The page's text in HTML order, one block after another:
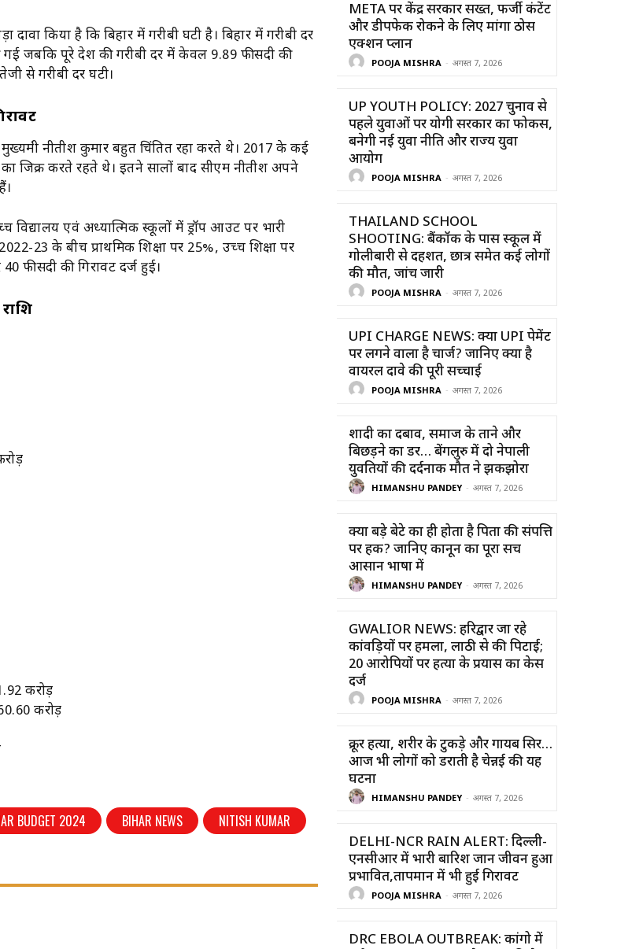
दावा किया है कि बिहार में गरीबी घटी है। बिहार में गरीबी दर
गई जबकि पूरे देश की गरीबी दर में केवल 9.89 फीसदी की
से गरीबी दर घटी।
नीतीश कुमार बहुत चिंतित रहा करते थे। 2017 के कई
जिक्र करते रहते थे। इतने सालों बाद सीएम नीतीश अपने
विद्यालय एवं अध्यात्मिक स्कूलों में ड्रॉप आउट पर भारी
23 के बीच प्राथमिक शिक्षा पर 25%, उच्च शिक्षा पर
फीसदी की गिरावट दर्ज हुई।
करोड़
करोड़
BUDGET 2024 BIHAR NEWS NITISH KUMAR
META पर केंद्र सरकार सख्त, फर्जी कंटेंट
और डीपफेक रोकने के लिए मांगा ठोस
एक्शन प्लान
POOJA MISHRA - अगस्त 7, 2026
UP YOUTH POLICY: 2027 चुनाव से
पहले युवाओं पर योगी सरकार का फोकस,
बनेगी नई युवा नीति और राज्य युवा
आयोग
POOJA MISHRA - अगस्त 7, 2026
THAILAND SCHOOL
SHOOTING: बैंकॉक के पास स्कूल में
गोलीबारी से दहशत, छात्र समेत कई लोगों
की मौत, जांच जारी
POOJA MISHRA - अगस्त 7, 2026
UPI CHARGE NEWS: क्या UPI पेमेंट
पर लगने वाला है चार्ज? जानिए क्या है
वायरल दावे की पूरी सच्चाई
POOJA MISHRA - अगस्त 7, 2026
शादी का दबाव, समाज के ताने और
बिछड़ने का डर… बेंगलुरु में दो नेपाली
युवतियों की दर्दनाक मौत ने झकझोरा
HIMANSHU PANDEY - अगस्त 7, 2026
क्या बड़े बेटे का ही होता है पिता की संपत्ति
पर हक? जानिए कानून का पूरा सच
आसान भाषा में
HIMANSHU PANDEY - अगस्त 7, 2026
GWALIOR NEWS: हरिद्वार जा रहे
कांवड़ियों पर हमला, लाठी से की पिटाई;
20 आरोपियों पर हत्या के प्रयास का केस
दर्ज
POOJA MISHRA - अगस्त 7, 2026
क्रूर हत्या, शरीर के टुकड़े और गायब सिर…
आज भी लोगों को डराती है चेन्नई की यह
घटना
HIMANSHU PANDEY - अगस्त 7, 2026
DELHI-NCR RAIN ALERT: दिल्ली-
एनसीआर में भारी बारिश जान जीवन हुआ
प्रभावित,तापमान में भी हुई गिरावट
POOJA MISHRA - अगस्त 7, 2026
DRC EBOLA OUTBREAK: कांगो में